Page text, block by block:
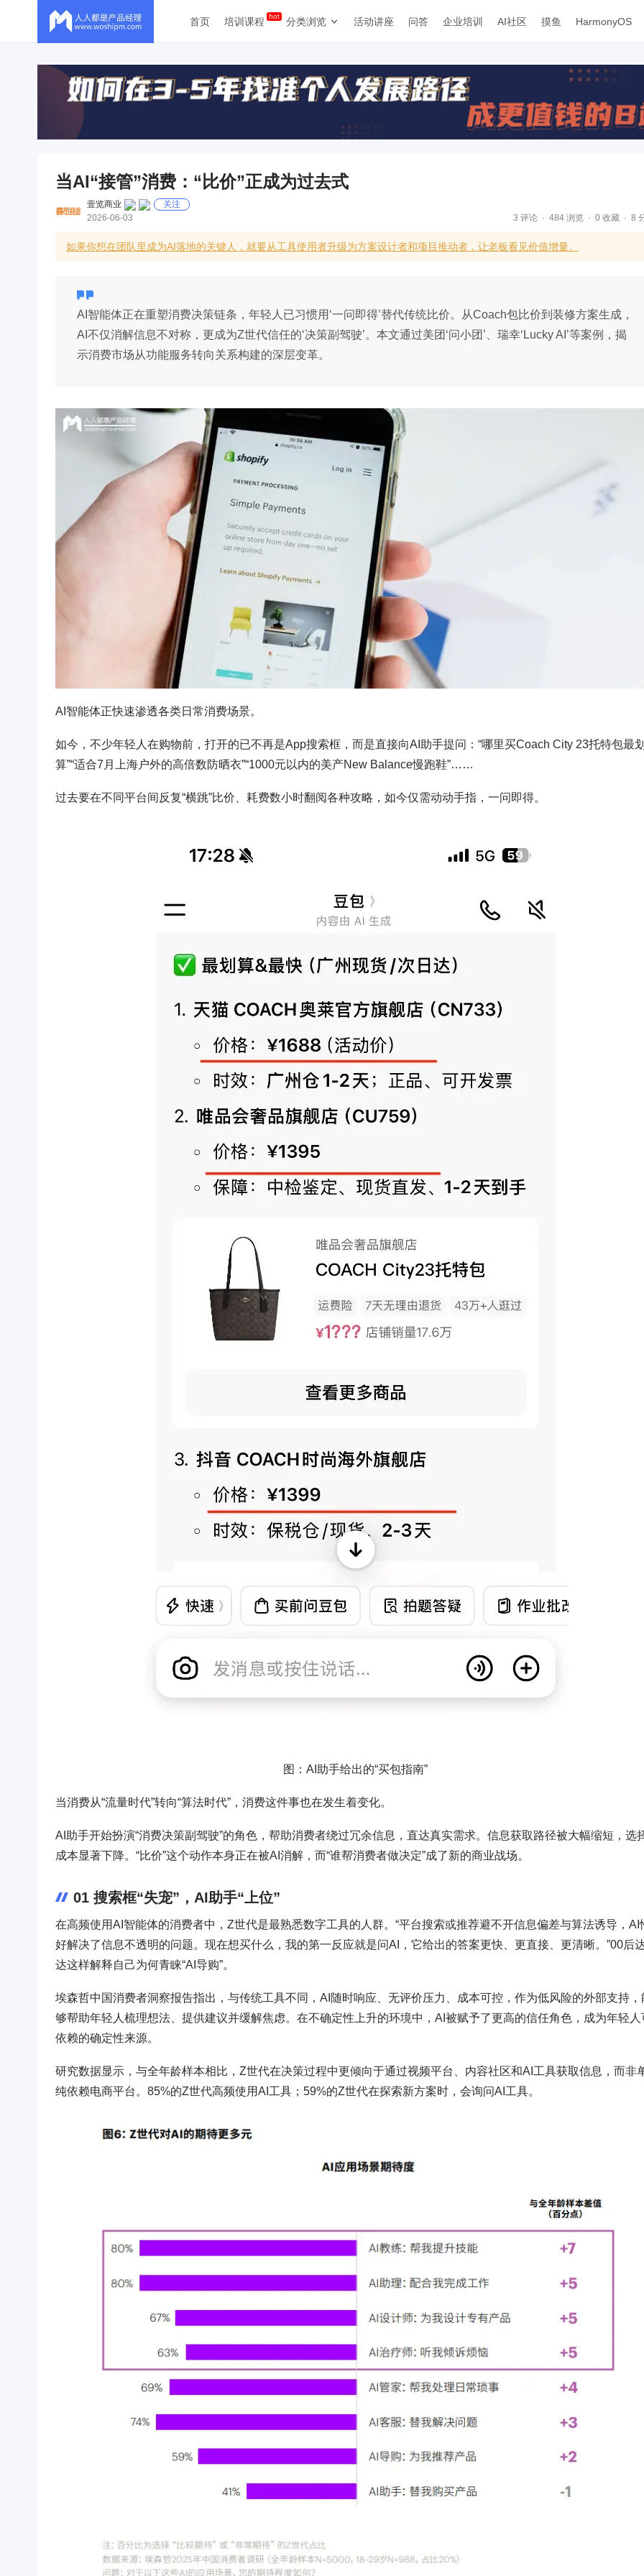
首页 培训课程 分类浏览 活动讲座 问答 企业培训 AI社区 摸鱼 HarmonyOS
当AI“接管”消费：“比价”正成为过去式
壹览商业
关注
2026-06-03
3 评论 484 浏览 0 收藏 8
如果你想在团队里成为AI落地的关键人，就要从工具使用者升级为方案设计者和项目推动者，让老板看见价值增量。
AI智能体正在重塑消费决策链条，年轻人已习惯用‘一问即得’替代传统比价。从Coach包比价到装修方案生成，
AI不仅消解信息不对称，更成为Z世代信任的‘决策副驾驶’。本文通过美团‘问小团’、瑞幸‘Lucky AI’等案例，揭
示消费市场从功能服务转向关系构建的深层变革。
AI智能体正快速渗透各类日常消费场景。
如今，不少年轻人在购物前，打开的已不再是App搜索框，而是直接向AI助手提问：“哪里买Coach City 23托特包最
算”“适合7月上海户外的高倍数防晒衣”“1000元以内的美产New Balance慢跑鞋”……
过去要在不同平台间反复“横跳”比价、耗费数小时翻阅各种攻略，如今仅需动动手指，一问即得。
图：AI助手给出的“买包指南”
当消费从“流量时代”转向“算法时代”，消费这件事也在发生着变化。
AI助手开始扮演“消费决策副驾驶”的角色，帮助消费者绕过冗余信息，直达真实需求。信息获取路径被大幅缩短，选
成本显著下降。“比价”这个动作本身正在被AI消解，而“谁帮消费者做决定”成了新的商业战场。
01 搜索框“失宠”，AI助手“上位”
在高频使用AI智能体的消费者中，Z世代是最熟悉数字工具的人群。“平台搜索或推荐避不开信息偏差与算法诱导，AI
好解决了信息不透明的问题。现在想买什么，我的第一反应就是问AI，它给出的答案更快、更直接、更清晰。”00后
达这样解释自己为何青睐“AI导购”。
埃森哲中国消费者洞察报告指出，与传统工具不同，AI随时响应、无评价压力、成本可控，作为低风险的外部支持，
够帮助年轻人梳理想法、提供建议并缓解焦虑。在不确定性上升的环境中，AI被赋予了更高的信任角色，成为年轻人
依赖的确定性来源。
研究数据显示，与全年龄样本相比，Z世代在决策过程中更倾向于通过视频平台、内容社区和AI工具获取信息，而非
纯依赖电商平台。85%的Z世代高频使用AI工具；59%的Z世代在探索新方案时，会询问AI工具。